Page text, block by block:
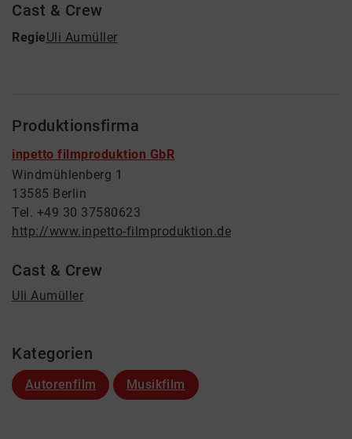
Cast & Crew
RegieUli Aumüller
Produktionsfirma
inpetto filmproduktion GbR
Windmühlenberg 1
13585 Berlin
Tel. +49 30 37580623
http://www.inpetto-filmproduktion.de
Cast & Crew
Uli Aumüller
Kategorien
Autorenfilm Musikfilm